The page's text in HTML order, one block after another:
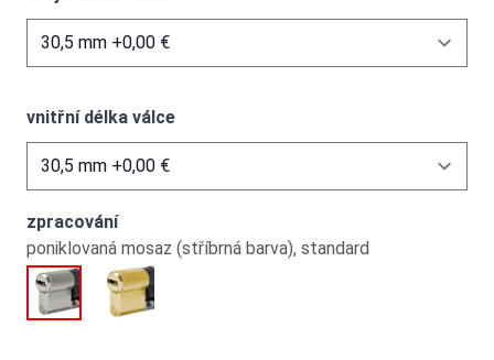
vnitřní délka válce
zpracování
poniklovaná mosaz (stříbrná barva), standard